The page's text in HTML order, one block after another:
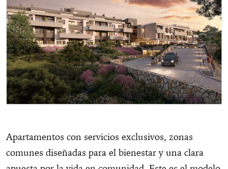
Apartamentos con servicios exclusivos, zonas
comunes diseñadas para el bienestar y una clara